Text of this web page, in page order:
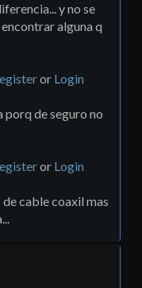
y no se
alguna q
or Login
porq de seguro no
or Login
cable coaxil mas